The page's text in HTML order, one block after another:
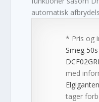
automatisk
* Pris og
Smeg
med
Elgiganten
tager